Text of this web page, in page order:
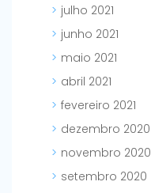
julho 2021
junho 2021
maio 2021
abril 2021
fevereiro 2021
dezembro 2020
novembro 2020
setembro 2020